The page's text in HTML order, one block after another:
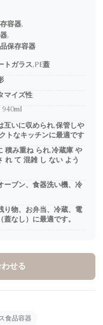
容器,
,
保存容器
トガラス,PE蓋
マイズ性
互いに収められ,保管しや
トなキッチンに最適です
積み重ね られ,冷蔵庫 や
れ て 混雑 し ない よう
ーブン、食器洗い機、冷
り物、お弁当、冷蔵、電
蓋なし）に最適です。
せる
食品容器